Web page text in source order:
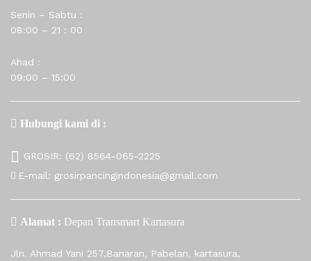
Senin – Sabtu :
08:00 – 21 : 00
Ahad :
09:00 – 15:00
Hubungi kami di :
GROSIR: (62) 8564-065-2225
E-mail: grosirpancingindonesia@gmail.com
Alamat : Depan Transmart Kartasura
Jln. Ahmad Yani 257,Banaran, Pabelan, kartasura,